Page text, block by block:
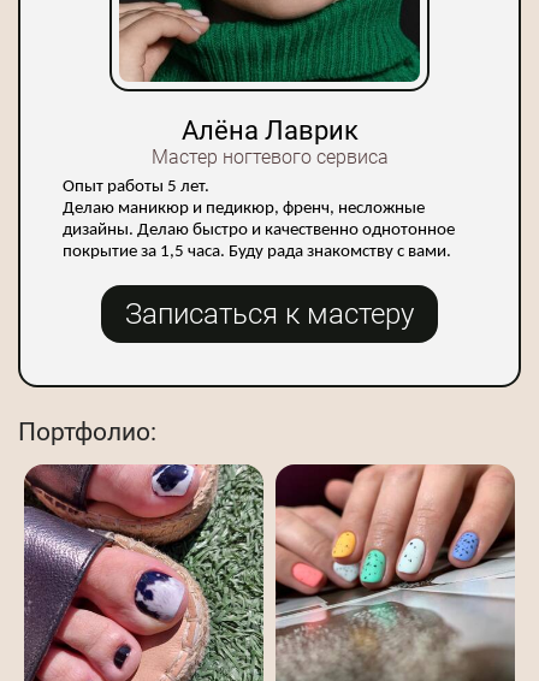
Алёна Лаврик
Мастер ногтевого сервиса
Опыт работы 5 лет.
Делаю маникюр и педикюр, френч, несложные
дизайны. Делаю быстро и качественно однотонное
покрытие за 1,5 часа. Буду рада знакомству с вами.
Записаться к мастеру
Портфолио: